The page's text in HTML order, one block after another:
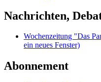
Nachrichten,
Wochenzeitung "Das
ein neues Fenster)
Abonnement